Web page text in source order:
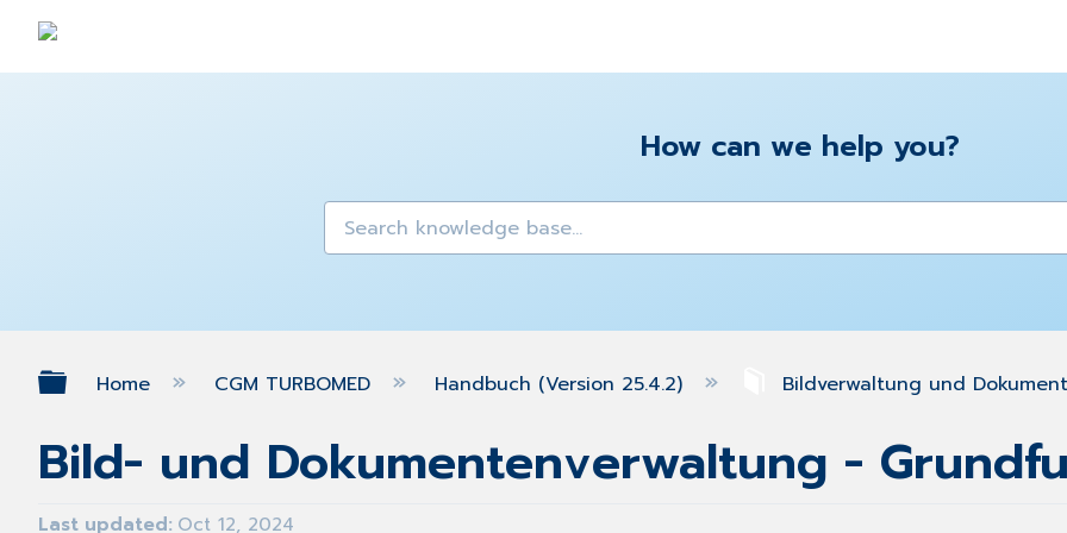
How can we help you?
Expand/collapse global hierarchy
Home CGM TURBOMED Handbuch (Version 25.4.2) Bildverwaltung und
Bild- und Dokumentenverwaltung -
Last updated Oct 12, 2024